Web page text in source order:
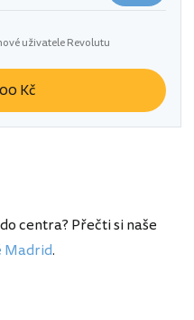
uživatele Revolutu
Kč
centra? Přečti si naše
Madrid.